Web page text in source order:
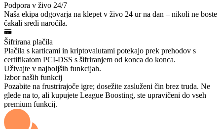
Podpora v živo 24/7
Naša ekipa odgovarja na klepet v živo 24 ur na dan – nikoli ne boste
čakali sredi naročila.
Šifrirana plačila
Plačila s karticami in kriptovalutami potekajo prek prehodov s
certifikatom PCI-DSS s šifriranjem od konca do konca.
Uživajte v najboljših funkcijah.
Izbor naših funkcij
Pozabite na frustrirajoče igre; dosežite zasluženi čin brez truda. Ne
glede na to, ali kupujete League Boosting, ste upravičeni do vseh
premium funkcij.